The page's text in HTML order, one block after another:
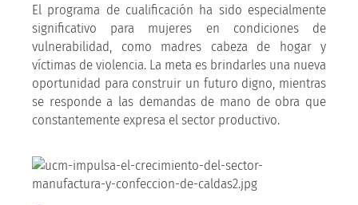
El programa de cualificación ha sido especialmente
significativo para mujeres en condiciones de
vulnerabilidad, como madres cabeza de hogar y
víctimas de violencia. La meta es brindarles una nueva
oportunidad para construir un futuro digno, mientras
se responde a las demandas de mano de obra que
constantemente expresa el sector productivo.